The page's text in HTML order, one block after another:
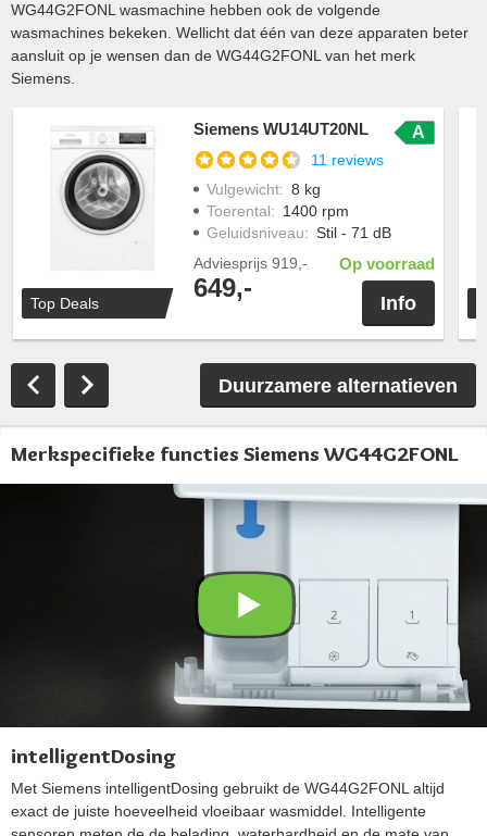
WG44G2FONL wasmachine hebben ook de volgende
wasmachines bekeken. Wellicht dat één van deze apparaten beter
aansluit op je wensen dan de WG44G2FONL van het merk
Siemens.
Top Deals
Siemens WU14UT20NL A
11 reviews
Vulgewicht: 8 kg
Toerental: 1400 rpm
Geluidsniveau: Stil - 71 dB
Adviesprijs 919,-
649,-
Op voorraad
Info
Duurzamere alternatieven
Merkspecifieke functies Siemens WG44G2FONL
intelligentDosing
Met Siemens intelligentDosing gebruikt de WG44G2FONL altijd
exact de juiste hoeveelheid vloeibaar wasmiddel. Intelligente